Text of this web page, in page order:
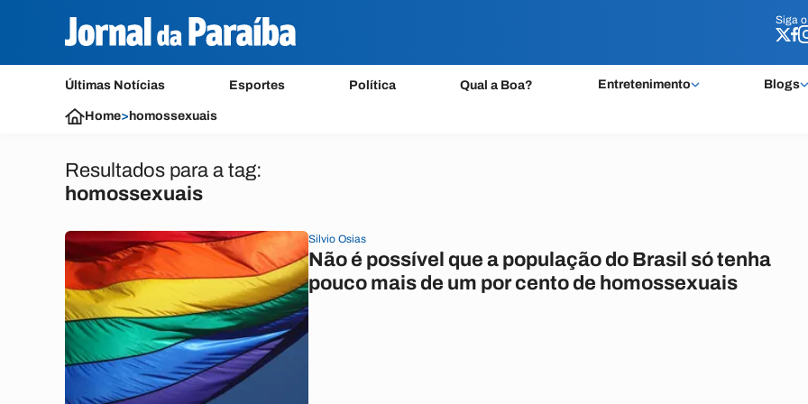
Siga o
Últimas Notícias Esportes Política Qual a Boa? Entretenimento Blogs
Siga o
Home> homossexuais
Resultados para a tag:
homossexuais
Silvio Osias
Não é possível que a população do Brasil só tenha
pouco mais de um por cento de homossexuais